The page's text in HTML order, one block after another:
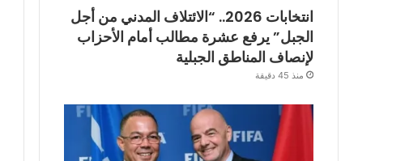
انتخابات 2026.. “الائتلاف المدني من أجل
الجبل” يرفع عشرة مطالب أمام الأحزاب
لإنصاف المناطق الجبلية
منذ 45 دقيقة